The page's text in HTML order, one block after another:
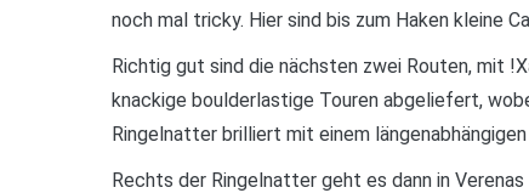
noch mal tricky. Hier sind bis zum Haken kleine
Richtig gut sind die nächsten zwei Routen, mit
knackige boulderlastige Touren abgeliefert,
Ringelnatter brilliert mit einem
Rechts der Ringelnatter geht es dann in